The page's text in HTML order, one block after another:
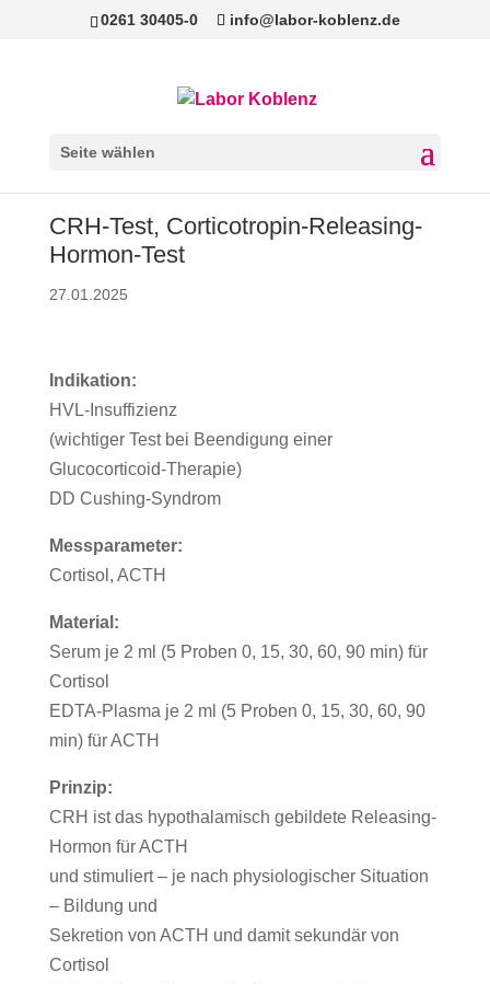
0261 30405-0 info@labor-koblenz.de
Seite wählen
CRH-Test, Corticotropin-Releasing-
Hormon-Test
27.01.2025
Indikation:
HVL-Insuffizienz
(wichtiger Test bei Beendigung einer
Glucocorticoid-Therapie)
DD Cushing-Syndrom
Messparameter:
Cortisol, ACTH
Material:
Serum je 2 ml (5 Proben 0, 15, 30, 60, 90 min) für
Cortisol
EDTA-Plasma je 2 ml (5 Proben 0, 15, 30, 60, 90
min) für ACTH
Prinzip:
CRH ist das hypothalamisch gebildete Releasing-
Hormon für ACTH
und stimuliert – je nach physiologischer Situation
– Bildung und
Sekretion von ACTH und damit sekundär von
Cortisol